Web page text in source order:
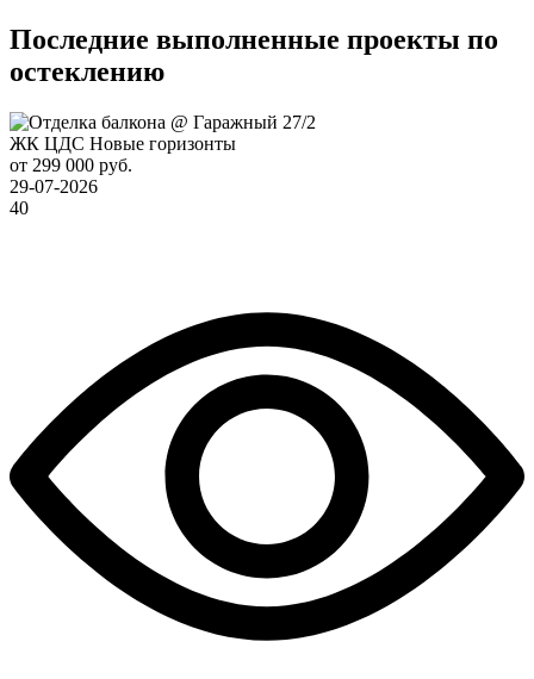
Последние выполненные проекты по
остеклению
ЖК ЦДС Новые горизонты
от 299 000 руб.
29-07-2026
40